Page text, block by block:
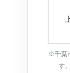
※千葉
す。